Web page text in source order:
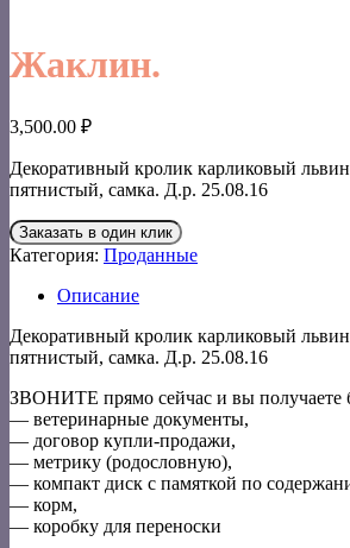
Жаклин.
3,500.00 ₽
Декоративный кролик карликовый
пятнистый, самка. Д.р. 25.08.16
Заказать в один клик
Категория: Проданные
Описание
Декоративный кролик карликовый
пятнистый, самка. Д.р. 25.08.16
ЗВОНИТЕ прямо сейчас и вы получаете
— ветеринарные документы,
— договор купли-продажи,
— метрику (родословную),
— компакт диск с памяткой по
— корм,
— коробку для переноски